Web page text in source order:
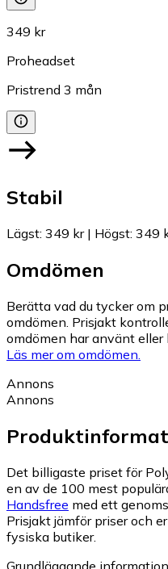
349 kr
Proheadset
Pristrend 3 mån
Stabil
Lägst: 349 kr| Högst: 349
Omdömen
Berätta vad du tycker om
omdömen. Prisjakt
omdömen har använt
Läs mer om omdömen.
Annons
Annons
Det billigaste priset för
en av de 100 mest
Handsfree med ett
Prisjakt jämför priser och
fysiska butiker.
Grundläggande information